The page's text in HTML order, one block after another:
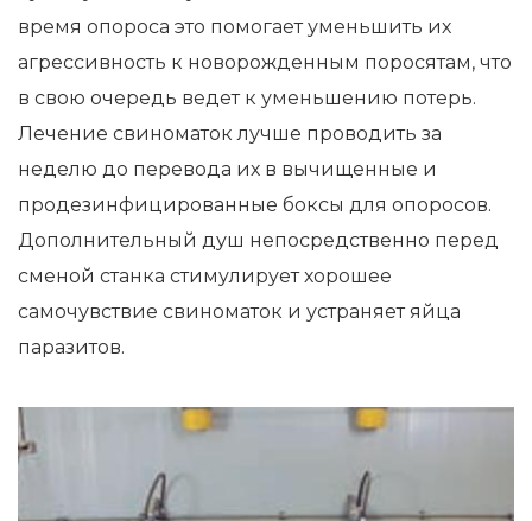
время опороса это помогает уменьшить их
агрессивность к новорожденным поросятам, что
в свою очередь ведет к уменьшению потерь.
Лечение свиноматок лучше проводить за
неделю до перевода их в вычищенные и
продезинфицированные боксы для опоросов.
Дополнительный душ непосредственно перед
сменой станка стимулирует хорошее
самочувствие свиноматок и устраняет яйца
паразитов.